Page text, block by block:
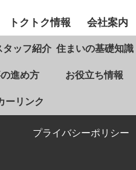
トクトク情報 会社案内
タッフ紹介 住まいの基礎知識
進め方 お役立ち情報
ーリンク
プライバシーポリシー